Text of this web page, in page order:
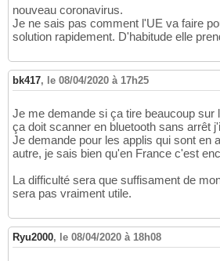
nouveau coronavirus.
Je ne sais pas comment l'UE va faire
solution rapidement. D'habitude elle
bk417, le 08/04/2020 à 17h25
Je me demande si ça tire beaucoup sur
ça doit scanner en bluetooth sans arrêt
Je demande pour les applis qui sont en
autre, je sais bien qu'en France c'est
La difficulté sera que suffisament de
sera pas vraiment utile.
Ryu2000, le 08/04/2020 à 18h08